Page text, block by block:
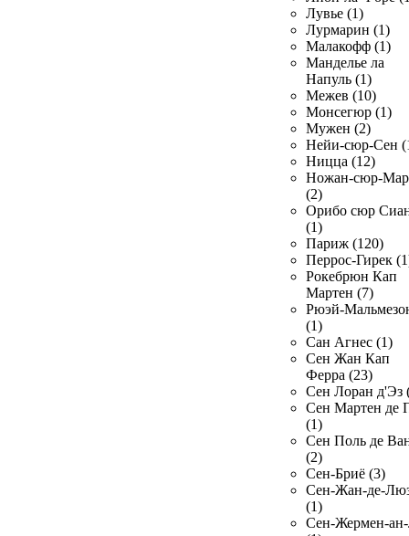
Лувье (1)
Лурмарин (1)
Малакофф (1)
Манделье ла
Напуль (1)
Межев (10)
Монсегюр (1)
Мужен (2)
Нейи-сюр-Сен
Ницца (12)
Ножан-сюр-
(2)
Орибо сюр
(1)
Париж (120)
Перрос-Гирек
Рокебрюн Кап
Мартен (7)
Рюэй-
(1)
Сан Агнес (1)
Сен Жан Кап
Ферра (23)
Сен Лоран д'Эз
Сен Мартен де
(1)
Сен Поль де
(2)
Сен-Бриё (3)
Сен-Жан-де-
(1)
Сен-Жермен-